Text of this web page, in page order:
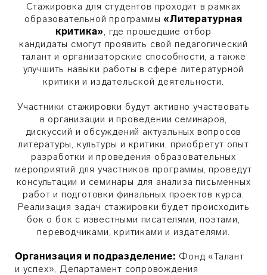
Стажировка для студентов проходит в рамках
образовательной программы «Литературная
критика», где прошедшие отбор
кандидаты смогут проявить свой педагогический
талант и организаторские способности, а также
улучшить навыки работы в сфере литературной
критики и издательской деятельности.
Участники стажировки будут активно участвовать
в организации и проведении семинаров,
дискуссий и обсуждений актуальных вопросов
литературы, культуры и критики, приобретут опыт
разработки и проведения образовательных
мероприятий для участников программы, проведут
консультации и семинары для анализа письменных
работ и подготовки финальных проектов курса.
Реализация задач стажировки будет происходить
бок о бок с известными писателями, поэтами,
переводчиками, критиками и издателями.
Организация и подразделение: Фонд «Талант
и успех», Департамент сопровождения